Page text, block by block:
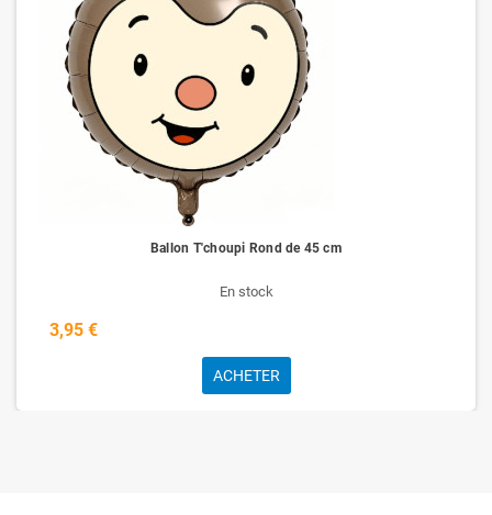
Ballon T'choupi Rond de 45 cm
En stock
3,95 €
ACHETER